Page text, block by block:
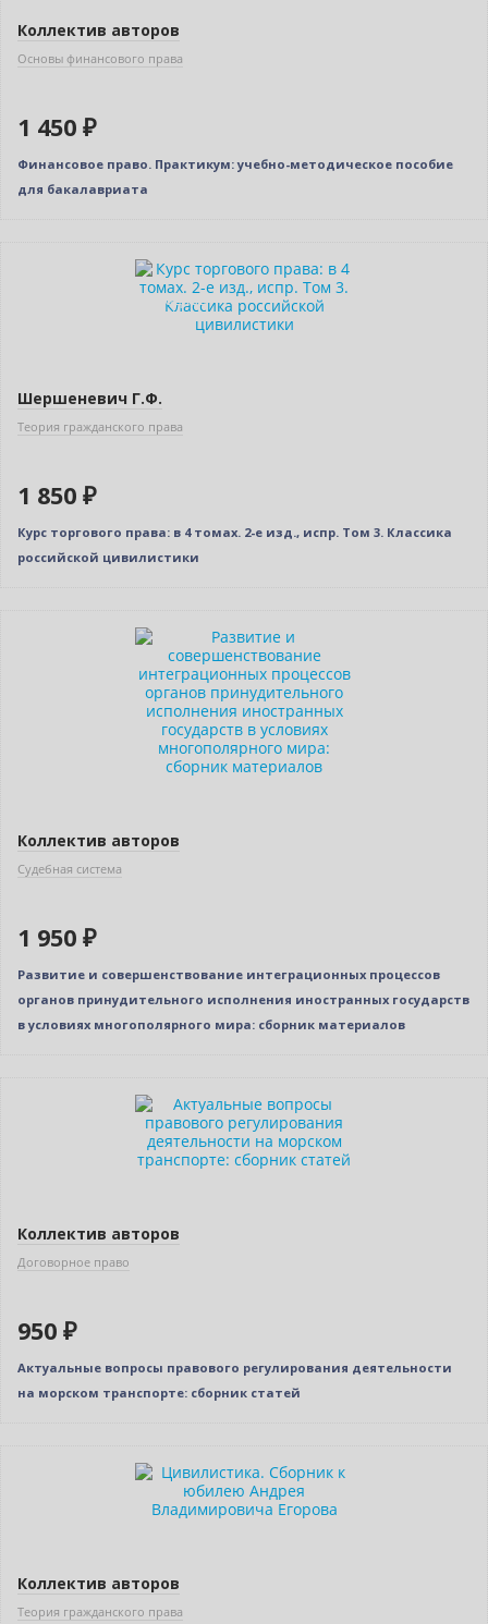
Коллектив авторов
Основы финансового права
1 450 ₽
Финансовое право. Практикум: учебно-методическое пособие
для бакалавриата
Индивидуальный подход
Шершеневич Г.Ф.
Теория гражданского права
1 850 ₽
Курс торгового права: в 4 томах. 2-е изд., испр. Том 3. Классика
российской цивилистики
Коллектив авторов
Судебная система
1 950 ₽
Развитие и совершенствование интеграционных процессов
органов принудительного исполнения иностранных государств
в условиях многополярного мира: сборник материалов
Коллектив авторов
Договорное право
950 ₽
Актуальные вопросы правового регулирования деятельности
на морском транспорте: сборник статей
Коллектив авторов
Теория гражданского права